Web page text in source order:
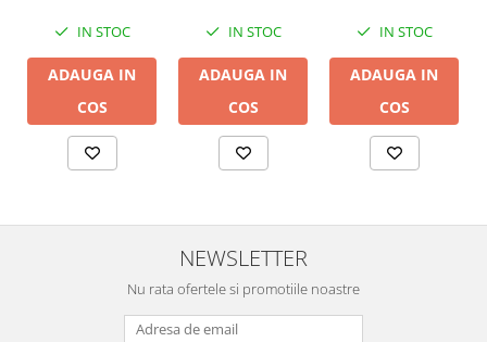
IN STOC
ADAUGA IN
COS
IN STOC
ADAUGA IN
COS
IN STOC
ADAUGA IN
COS
NEWSLETTER
Nu rata ofertele si promotiile noastre